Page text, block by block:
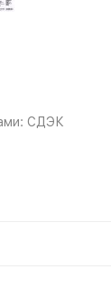
СДЭК